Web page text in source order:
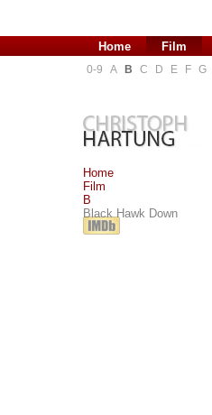
Home Film
0-9 A B C D E F G
Home
Film
B
Black Hawk Down